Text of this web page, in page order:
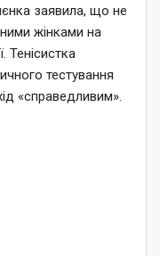
заявила, що не
жінками на
Тенісистка
тестування
«справедливим».